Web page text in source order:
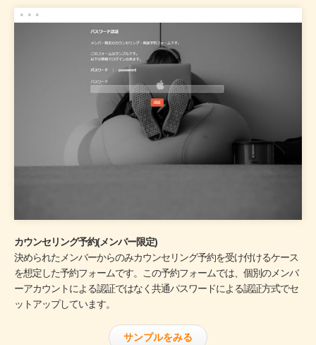
カウンセリング予約(メンバー限定)
決められたメンバーからのみカウンセリング予約を受け付けるケース
を想定した予約フォームです。この予約フォームでは、個別のメンバ
ーアカウントによる認証ではなく共通パスワードによる認証方式でセ
ットアップしています。
サンプルをみる